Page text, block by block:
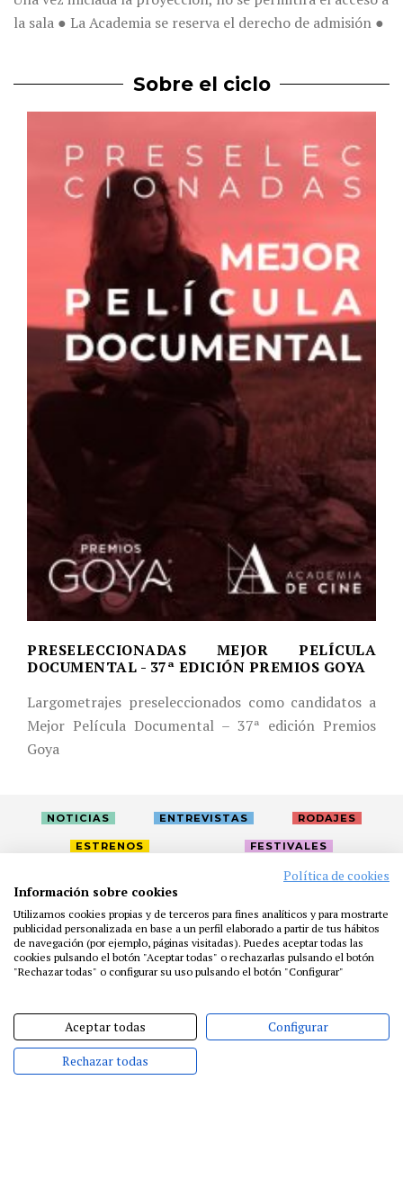
la sala ● La Academia se reserva el derecho de admisión ●
Sobre el ciclo
PRESELECCIONADAS MEJOR PELÍCULA
DOCUMENTAL - 37ª EDICIÓN PREMIOS GOYA
Largometrajes preseleccionados como candidatos a
Mejor Película Documental – 37ª edición Premios
Goya
NOTICIAS ENTREVISTAS RODAJES
ESTRENOS FESTIVALES
PRENSA
FUNDACIÓN RESIDENCIAS
AYUDAS
BIBLIOTECA
PUBLICACIONES
CONTACTO
Política de cookies
Información sobre cookies
Utilizamos cookies propias y de terceros para fines analíticos y para mostrarte
publicidad personalizada en base a un perfil elaborado a partir de tus hábitos
de navegación (por ejemplo, páginas visitadas). Puedes aceptar todas las
cookies pulsando el botón "Aceptar todas" o rechazarlas pulsando el botón
"Rechazar todas" o configurar su uso pulsando el botón "Configurar"
Aceptar todas Configurar
Rechazar todas